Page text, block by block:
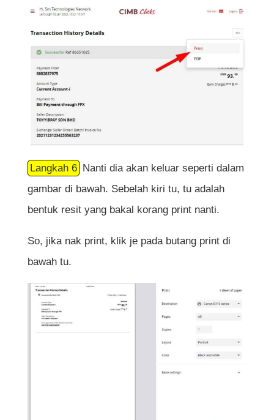
Langkah 6 Nanti dia akan keluar seperti dalam
gambar di bawah. Sebelah kiri tu, tu adalah
bentuk resit yang bakal korang print nanti.
So, jika nak print, klik je pada butang print di
bawah tu.